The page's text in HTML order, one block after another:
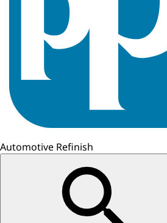
Automotive Refinish